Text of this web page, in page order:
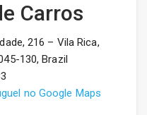
Carros
216 – Vila Rica,
130, Brazil
no Google Maps